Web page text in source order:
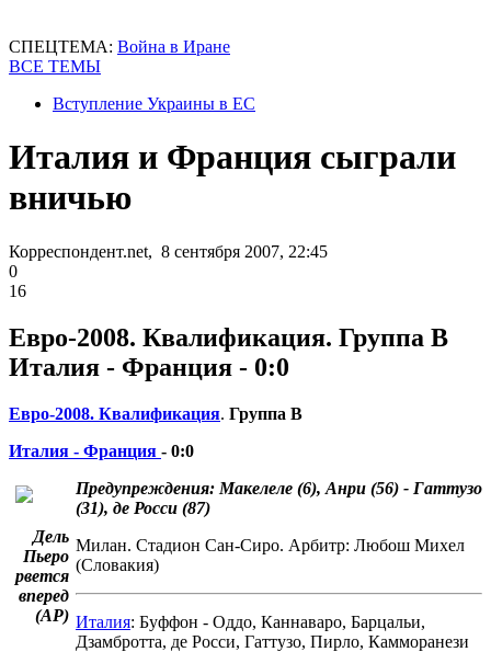
СПЕЦТЕМА: Война в Иране
ВСЕ ТЕМЫ
Вступление Украины в ЕС
Италия и Франция сыграли
вничью
Корреспондент.net, 8 сентября 2007, 22:45
0
16
Евро-2008. Квалификация. Группа В
Италия - Франция - 0:0
Евро-2008. Квалификация. Группа В
Италия - Франция - 0:0
Дель
Пьеро
рвется
вперед
(АР)
Предупреждения: Макелеле (6), Анри (56) - Гаттузо
(31), де Росси (87)
Милан. Стадион Сан-Сиро. Арбитр: Любош Михел
(Словакия)
Италия: Буффон - Оддо, Каннаваро, Барцальи,
Дзамбротта, де Росси, Гаттузо, Пирло, Камморанези